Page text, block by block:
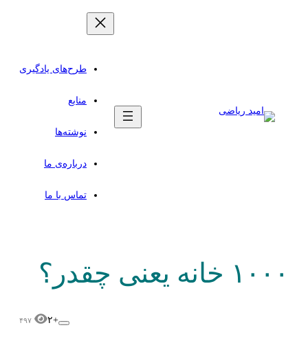
طرح‌های یادگیری
منابع
نوشته‌ها
درباره‌ی ما
تماس با ما
۱۰۰۰ خانه یعنی چقدر؟
+۲ ۴۹۷